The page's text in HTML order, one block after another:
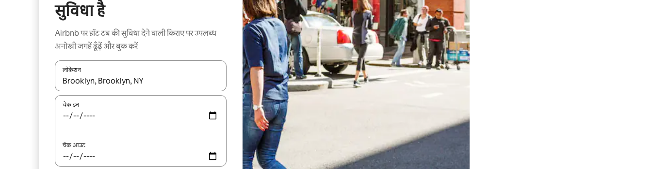
सुविधा है
Airbnb पर हॉट टब की सुविधा देने वाली किराए पर उपलब्ध
अनोखी जगहें ढूँढ़ें और बुक करें
लोकेशन
नतीजों के उपलब्ध होने पर, अप और डाउन 'ऐरो की' का इस्तेमाल करके नेविगेट करें या टच या फिर स्वाइप जेस्चर का इस्तेमाल करके एक्सप्लोर करें।
चेक इन
चेक आउट